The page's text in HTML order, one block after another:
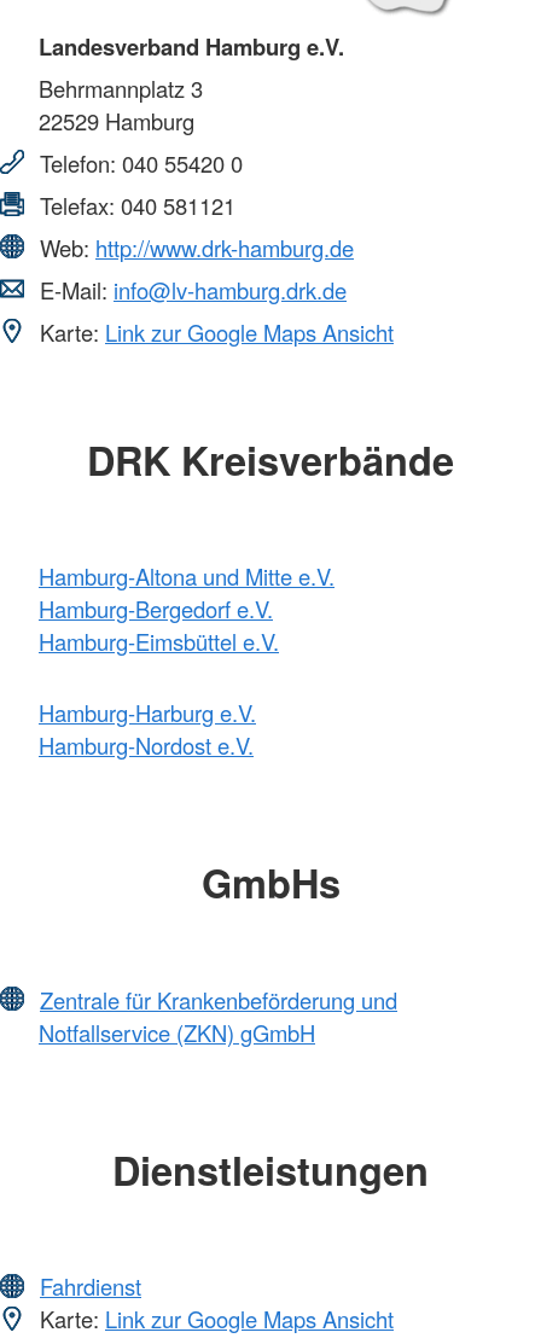
Landesverband Hamburg e.V.
Behrmannplatz 3
22529 Hamburg
Telefon: 040 55420 0
Telefax: 040 581121
Web: http://www.drk-hamburg.de
E-Mail: info@lv-hamburg.drk.de
Karte: Link zur Google Maps Ansicht
DRK Kreisverbände
Hamburg-Altona und Mitte e.V.
Hamburg-Bergedorf e.V.
Hamburg-Eimsbüttel e.V.
Hamburg-Harburg e.V.
Hamburg-Nordost e.V.
GmbHs
Zentrale für Krankenbeförderung und
Notfallservice (ZKN) gGmbH
Dienstleistungen
Fahrdienst
Karte: Link zur Google Maps Ansicht